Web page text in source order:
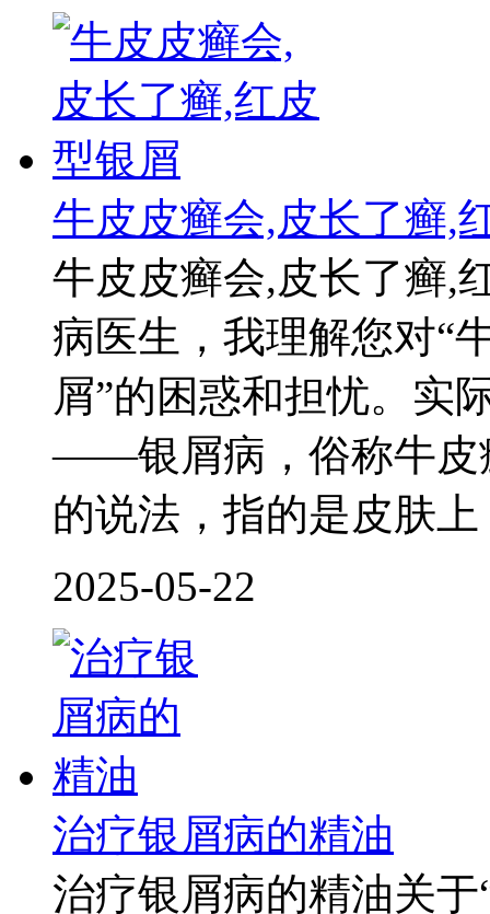
牛皮皮癣会,皮长了癣,
牛皮皮癣会,皮长了癣,
病医生，我理解您对“
屑”的困惑和担忧。实
——银屑病，俗称牛皮
的说法，指的是皮肤上
2025-05-22
治疗银屑病的精油
治疗银屑病的精油关